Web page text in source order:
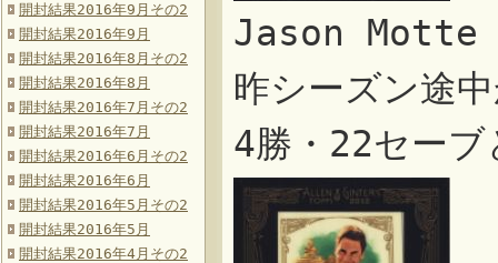
開封結果2016年9月その2
開封結果2016年9月
開封結果2016年8月その2
開封結果2016年8月
開封結果2016年7月その2
開封結果2016年7月
開封結果2016年6月その2
開封結果2016年6月
開封結果2016年5月その2
開封結果2016年5月
開封結果2016年4月その2
Jason Motte
昨シーズン途
4勝・22セーブ